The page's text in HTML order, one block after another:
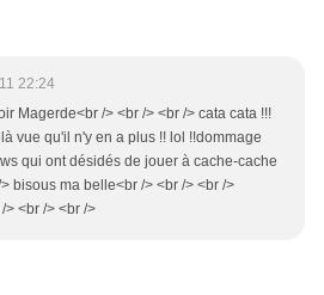
22:24
Magerde<br /> <br /> <br /> cata cata !!!
vue qu'il n'y en a plus !! lol !!dommage
qui ont désidés de jouer à cache-cache
bisous ma belle<br /> <br /> <br />
<br /> <br />